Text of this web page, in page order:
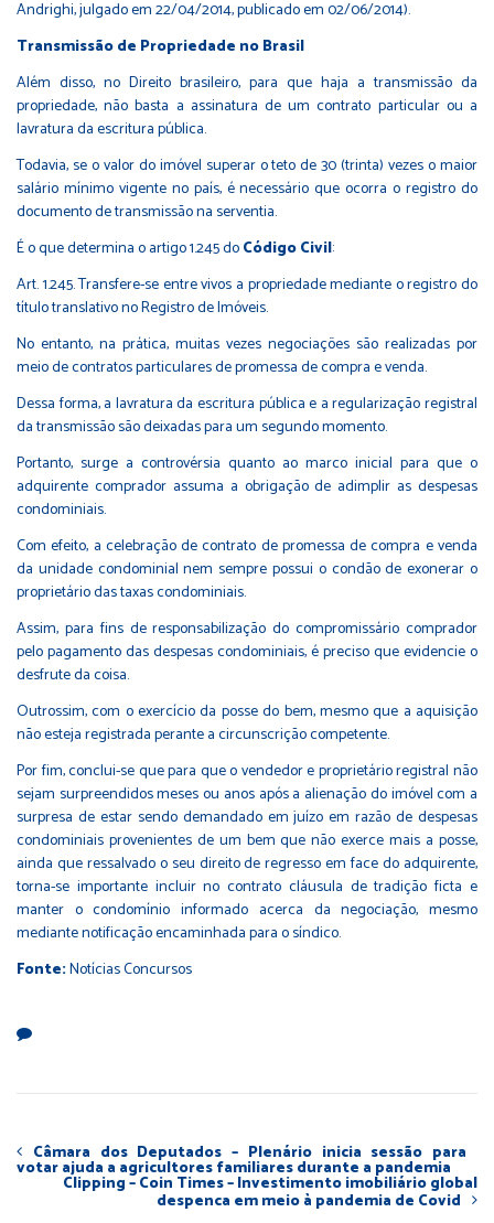
Andrighi, julgado em 22/04/2014, publicado em 02/06/2014).
Transmissão de Propriedade no Brasil
Além disso, no Direito brasileiro, para que haja a transmissão da
propriedade, não basta a assinatura de um contrato particular ou a
lavratura da escritura pública.
Todavia, se o valor do imóvel superar o teto de 30 (trinta) vezes o maior
salário mínimo vigente no país, é necessário que ocorra o registro do
documento de transmissão na serventia.
É o que determina o artigo 1.245 doCódigo Civil:
Art. 1.245. Transfere-se entre vivos a propriedade mediante o registro do
título translativo no Registro de Imóveis.
No entanto, na prática, muitas vezes negociações são realizadas por
meio de contratos particulares de promessa de compra e venda.
Dessa forma, a lavratura da escritura pública e a regularização registral
da transmissão são deixadas para um segundo momento.
Portanto, surge a controvérsia quanto ao marco inicial para que o
adquirente comprador assuma a obrigação de adimplir as despesas
condominiais.
Com efeito, a celebração de contrato de promessa de compra e venda
da unidade condominial nem sempre possui o condão de exonerar o
proprietário das taxas condominiais.
Assim, para fins de responsabilização do compromissário comprador
pelo pagamento das despesas condominiais, é preciso que evidencie o
desfrute da coisa.
Outrossim, com o exercício da posse do bem, mesmo que a aquisição
não esteja registrada perante a circunscrição competente.
Por fim, conclui-se que para que o vendedor e proprietário registral não
sejam surpreendidos meses ou anos após a alienação do imóvel com a
surpresa de estar sendo demandado em juízo em razão de despesas
condominiais provenientes de um bem que não exerce mais a posse,
ainda que ressalvado o seu direito de regresso em face do adquirente,
torna-se importante incluir no contrato cláusula de tradição ficta e
manter o condomínio informado acerca da negociação, mesmo
mediante notificação encaminhada para o síndico.
Fonte:Notícias Concursos
Câmara dos Deputados – Plenário inicia sessão para
votar ajuda a agricultores familiares durante a pandemia
Clipping – Coin Times – Investimento imobiliário global
despenca em meio à pandemia de Covid